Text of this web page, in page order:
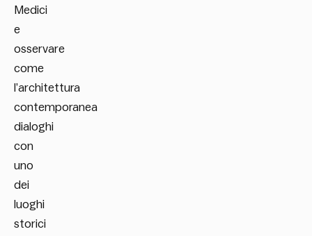
Medici
e
osservare
come
l’architettura
contemporanea
dialoghi
con
uno
dei
luoghi
storici